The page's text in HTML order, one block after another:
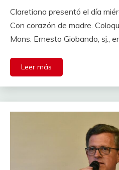
Claretiana presentó el día
Con corazón de madre.
Mons. Ernesto Giobando, sj.,
Leer más